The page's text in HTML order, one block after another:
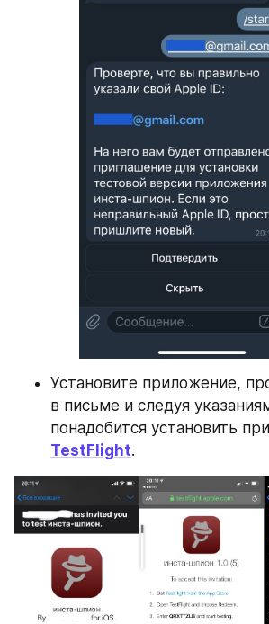
Установите приложение,
в письме и следуя
TestFlight.